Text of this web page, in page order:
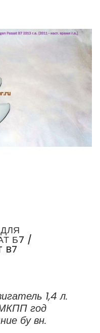
Б7 /
B7
1,4 л.
МКПП год
бу вн.